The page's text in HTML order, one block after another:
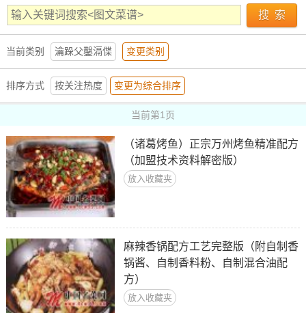
当前类别 瀹跺父鑿滆偞 变更类别
排序方式 按关注热度 变更为综合排序
当前第1页
（诸葛烤鱼）正宗万州烤鱼精准配方
（加盟技术资料解密版）
放入收藏夹
麻辣香锅配方工艺完整版（附自制香
锅酱、自制香料粉、自制混合油配
方）
放入收藏夹